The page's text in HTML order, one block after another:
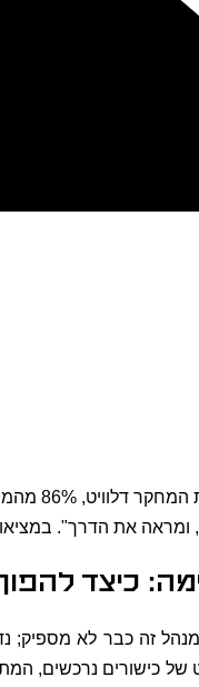
חשוב
את הדרך". במציאות
כיצד
מנהל זה כבר לא מספיק;
של כישורים נרכשים,